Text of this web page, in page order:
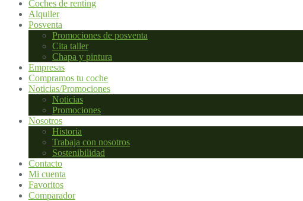
Coches de renting
Alquiler
Posventa
Promociones de posventa
Cita taller
Chapa y pintura
Empresas
Compramos tu coche
Noticias/Promociones
Noticias
Promociones
Nosotros
Historia
Trabaja con nosotros
Sostenibilidad
Contacto
Mi cuenta
Favoritos
Comparador